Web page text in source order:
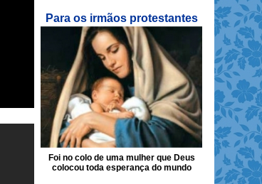
Para os irmãos protestantes
Foi no colo de uma mulher que Deus
colocou toda esperança do mundo